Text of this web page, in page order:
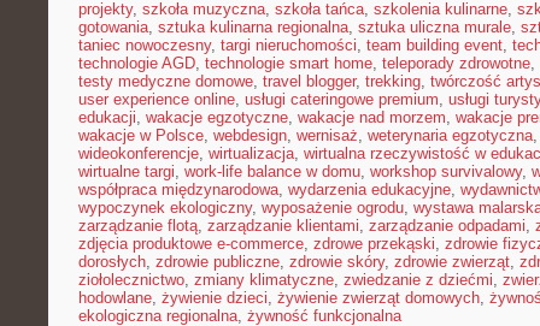
projekty, szkoła muzyczna, szkoła tańca, szkolenia kulinarne,
gotowania, sztuka kulinarna regionalna, sztuka uliczna murale,
taniec nowoczesny, targi nieruchomości, team building event,
technologie AGD, technologie smart home, teleporady zdrowotne,
testy medyczne domowe, travel blogger, trekking, twórczość
user experience online, usługi cateringowe premium, usługi
edukacji, wakacje egzotyczne, wakacje nad morzem, wakacje
wakacje w Polsce, webdesign, wernisaż, weterynaria egzotyczna
wideokonferencje, wirtualizacja, wirtualna rzeczywistość w
wirtualne targi, work-life balance w domu, workshop survivalowy,
współpraca międzynarodowa, wydarzenia edukacyjne,
wypoczynek ekologiczny, wyposażenie ogrodu, wystawa
zarządzanie flotą, zarządzanie klientami, zarządzanie odpadami,
zdjęcia produktowe e-commerce, zdrowe przekąski, zdrowie
dorosłych, zdrowie publiczne, zdrowie skóry, zdrowie zwierząt,
ziołolecznictwo, zmiany klimatyczne, zwiedzanie z dziećmi,
hodowlane, żywienie dzieci, żywienie zwierząt domowych,
ekologiczna regionalna, żywność funkcjonalna